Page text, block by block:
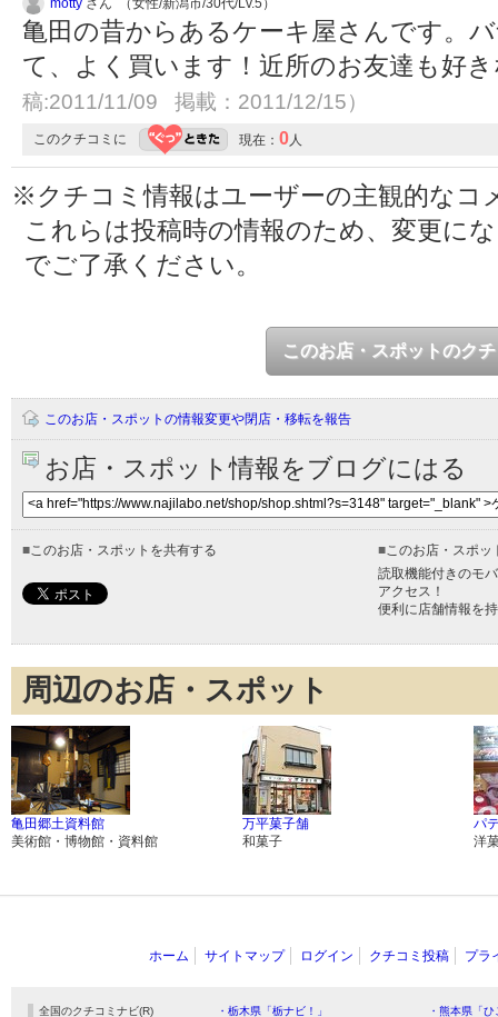
亀田の昔からあるケーキ屋さんです。
て、よく買います！近所のお友達も好
稿:2011/11/09 掲載：2011/12/15）
このクチコミに 現在： 0 人
※クチコミ情報はユーザーの主観的なコ
これらは投稿時の情報のため、変更に
でご了承ください。
このお店・スポットのク
このお店・スポットの情報変更や閉店・移転を報告
お店・スポット情報をブログにはる
■ このお店・スポットを共有する ■ このお店・スポ
読取機能付きのモ
アクセス！
便利に店舗情報を
周辺のお店・スポット
亀田郷土資料館
美術館・博物館・資料館
万平菓子舗
和菓子
パ
洋
ホーム サイトマップ ログイン クチコミ投稿 プラ
全国のクチコミナビ(R) ・栃木県「栃ナビ！」
・熊本県「